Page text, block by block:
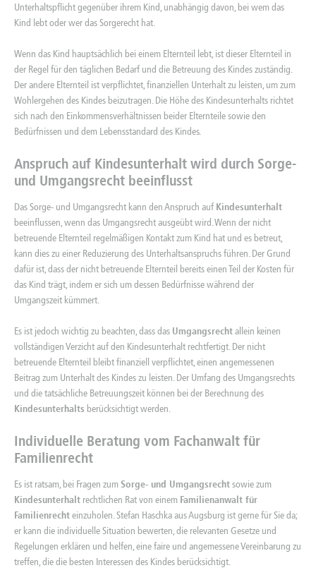
Unterhaltspflicht gegenüber ihrem Kind, unabhängig davon, bei wem das
Kind lebt oder wer das Sorgerecht hat.
Wenn das Kind hauptsächlich bei einem Elternteil lebt, ist dieser Elternteil in
der Regel für den täglichen Bedarf und die Betreuung des Kindes zuständig.
Der andere Elternteil ist verpflichtet, finanziellen Unterhalt zu leisten, um zum
Wohlergehen des Kindes beizutragen. Die Höhe des Kindesunterhalts richtet
sich nach den Einkommensverhältnissen beider Elternteile sowie den
Bedürfnissen und dem Lebensstandard des Kindes.
Anspruch auf Kindesunterhalt wird durch Sorge-
und Umgangsrecht beeinflusst
Das Sorge- und Umgangsrecht kann den Anspruch auf Kindesunterhalt
beeinflussen, wenn das Umgangsrecht ausgeübt wird. Wenn der nicht
betreuende Elternteil regelmäßigen Kontakt zum Kind hat und es betreut,
kann dies zu einer Reduzierung des Unterhaltsanspruchs führen. Der Grund
dafür ist, dass der nicht betreuende Elternteil bereits einen Teil der Kosten für
das Kind trägt, indem er sich um dessen Bedürfnisse während der
Umgangszeit kümmert.
Es ist jedoch wichtig zu beachten, dass das Umgangsrechtallein keinen
vollständigen Verzicht auf den Kindesunterhalt rechtfertigt. Der nicht
betreuende Elternteil bleibt finanziell verpflichtet, einen angemessenen
Beitrag zum Unterhalt des Kindes zu leisten. Der Umfang des Umgangsrechts
und die tatsächliche Betreuungszeit können bei der Berechnung des
Kindesunterhalts berücksichtigt werden.
Individuelle Beratung vom Fachanwalt für
Familienrecht
Es ist ratsam, bei Fragen zumSorge- und Umgangsrechtsowie zum
Kindesunterhalt rechtlichen Rat von einem Familienanwalt für
Familienrechteinzuholen. Stefan Haschka aus Augsburg ist gerne für Sie da;
er kann die individuelle Situation bewerten, die relevanten Gesetze und
Regelungen erklären und helfen, eine faire und angemessene Vereinbarung zu
treffen, die die besten Interessen des Kindes berücksichtigt.